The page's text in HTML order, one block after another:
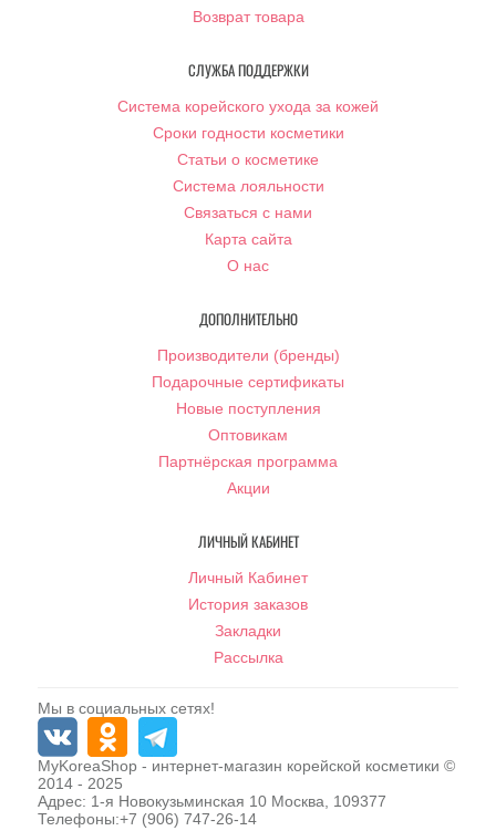
Возврат товара
СЛУЖБА ПОДДЕРЖКИ
Система корейского ухода за кожей
Сроки годности косметики
Статьи о косметике
Система лояльности
Связаться с нами
Карта сайта
О нас
ДОПОЛНИТЕЛЬНО
Производители (бренды)
Подарочные сертификаты
Новые поступления
Оптовикам
Партнёрская программа
Акции
ЛИЧНЫЙ КАБИНЕТ
Личный Кабинет
История заказов
Закладки
Рассылка
Мы в социальных сетях!
MyKoreaShop - интернет-магазин корейской косметики ©
2014 - 2025
Адрес: 1-я Новокузьминская 10 Москва
109377
Телефоны:+7 (906) 747-26-14